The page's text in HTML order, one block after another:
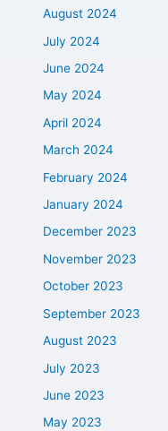
August 2024
July 2024
June 2024
May 2024
April 2024
March 2024
February 2024
January 2024
December 2023
November 2023
October 2023
September 2023
August 2023
July 2023
June 2023
May 2023